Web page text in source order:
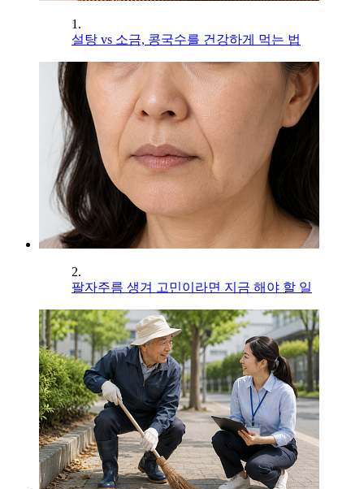
1.
설탕 vs 소금, 콩국수를 건강하게 먹는 법
2.
팔자주름 생겨 고민이라면 지금 해야 할 일